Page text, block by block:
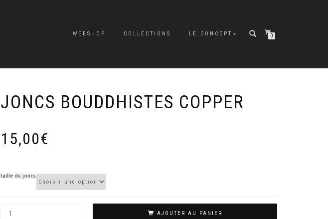
WEBSHOP COLLECTIONS LE CONCEPT 0
JONCS BOUDDHISTES COPPER
15,00€
taille du joncs
AJOUTER AU PANIER